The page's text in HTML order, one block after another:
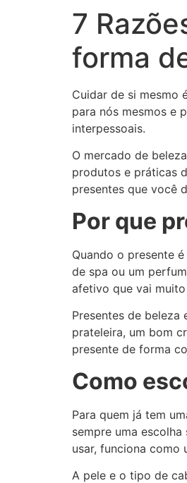
7
forma
Cuidar de si mesmo
para nós mesmos e
interpessoais.
O mercado de
produtos e práticas
presentes que você
Por que
Quando o presente
de spa ou um
afetivo que vai
Presentes de
prateleira, um bom
presente de forma
Como
Para quem já tem
sempre uma
usar, funciona como
A pele e o tipo de